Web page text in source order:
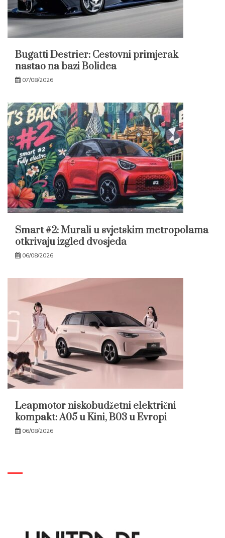
Bugatti Destrier: Cestovni primjerak
nastao na bazi Bolidea
07/08/2026
Smart #2: Murali u svjetskim metropolama
otkrivaju izgled dvosjeda
06/08/2026
Leapmotor niskobudžetni električni
kompakt: A05 u Kini, B03 u Evropi
06/08/2026